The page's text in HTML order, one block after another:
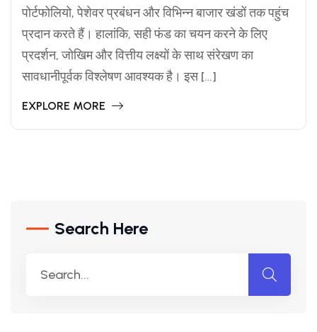
पोर्टफोलियो, पेशेवर प्रबंधन और विभिन्न बाजार खंडों तक पहुंच
प्रदान करते हैं। हालांकि, सही फंड का चयन करने के लिए
प्रदर्शन, जोखिम और वित्तीय लक्ष्यों के साथ संरेखण का
सावधानीपूर्वक विश्लेषण आवश्यक है। इस […]
EXPLORE MORE
Search Here